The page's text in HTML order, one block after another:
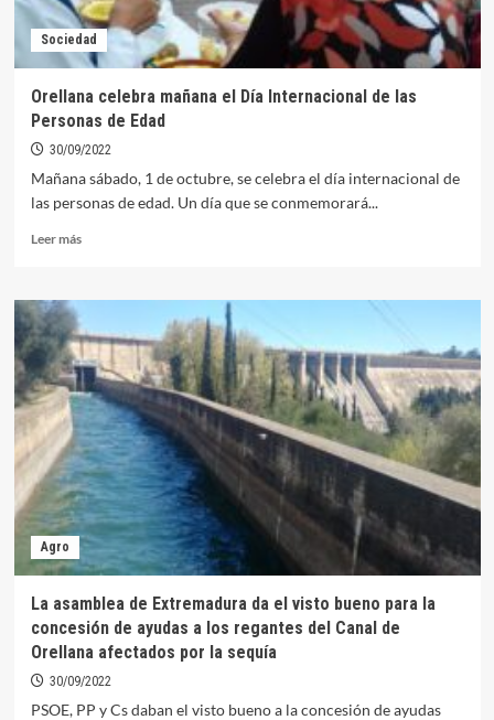
Sociedad
Orellana celebra mañana el Día Internacional de las
Personas de Edad
30/09/2022
Mañana sábado, 1 de octubre, se celebra el día internacional de
las personas de edad. Un día que se conmemorará...
Leer másLeer
Orellana
celebra
mañana
el
Día
Internacional
de
las
Personas
de
Agro
La asamblea de Extremadura da el visto bueno para la
concesión de ayudas a los regantes del Canal de
Orellana afectados por la sequía
30/09/2022
PSOE, PP y Cs daban el visto bueno a la concesión de ayudas